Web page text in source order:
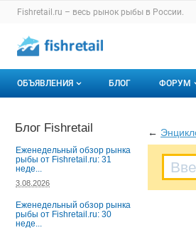
Раздел навигации по
Fishretail.ru – весь рынок рыбы в России.
Авторизация и меню
Навигация по разделам
ОБЪЯВЛЕНИЯ
Горячее предложение
Мои объявления
БЛОГ ФОРУМ
С
←
Блог Fishretail
Еженедельный обзор рынка
рыбы от Fishretail.ru: 31
неде...
3.08.2026
Еженедельный обзор рынка
рыбы от Fishretail.ru: 30
неде...